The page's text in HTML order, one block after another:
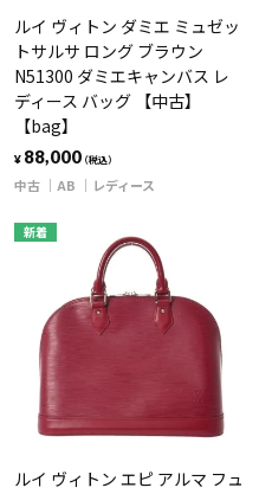
ルイ ヴィトン ダミエ ミュゼッ
トサルサ ロング ブラウン
N51300 ダミエキャンバス レ
ディース バッグ 【中古】
【bag】
¥ 88,000（税込）
中古 AB レディース
新着
ルイ ヴィトン エピ アルマ フュ